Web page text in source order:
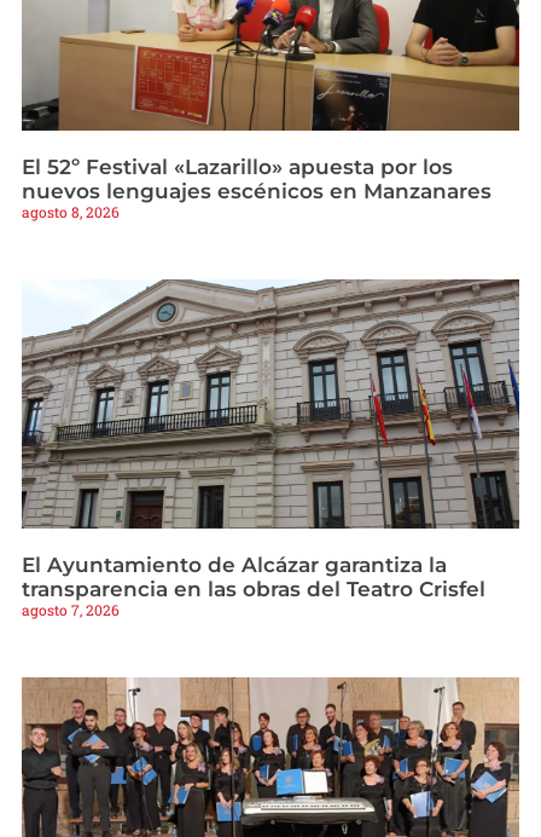
El 52º Festival «Lazarillo» apuesta por los
nuevos lenguajes escénicos en Manzanares
agosto 8, 2026
El Ayuntamiento de Alcázar garantiza la
transparencia en las obras del Teatro Crisfel
agosto 7, 2026